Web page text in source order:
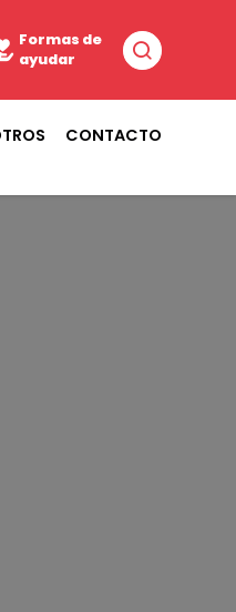
Formas de
ayudar
CONTACTO